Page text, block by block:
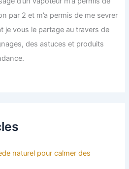
par 2 et m’a permis de me sevrer
je vous le partage au travers de
des astuces et produits
naturel pour calmer des